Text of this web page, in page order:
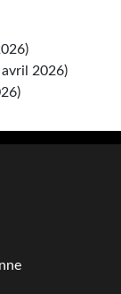
avril 2026)